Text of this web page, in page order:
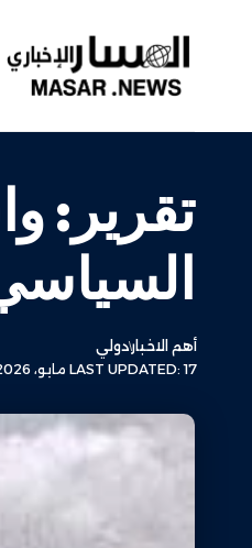
تقرير:
LAST UPDATED: 17 مايو، 2026 11:23 ص
أهم الاخباردولي